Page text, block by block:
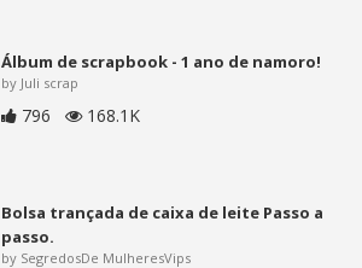
Álbum de scrapbook - 1 ano de namoro!
by Juli scrap
796 168.1K
Bolsa trançada de caixa de leite Passo a
passo.
by SegredosDe MulheresVips